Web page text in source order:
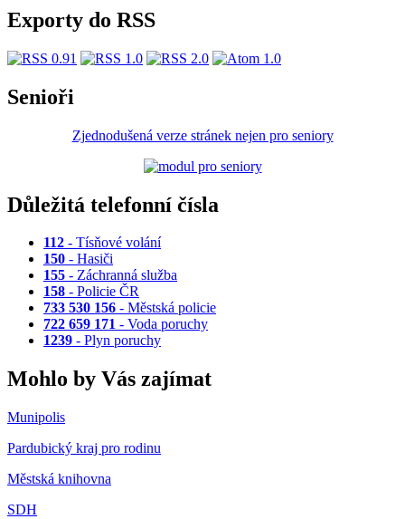
Exporty do RSS
Senioři
Zjednodušená verze stránek nejen pro seniory
Důležitá telefonní čísla
112 - Tísňové volání
150 - Hasiči
155 - Záchranná služba
158 - Policie ČR
733 530 156 - Městská policie
722 659 171 - Voda poruchy
1239 - Plyn poruchy
Mohlo by Vás zajímat
Munipolis
Pardubický kraj pro rodinu
Městská knihovna
SDH